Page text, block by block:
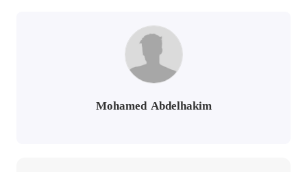
Mohamed Abdelhakim